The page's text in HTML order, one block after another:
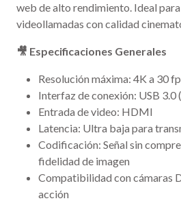
web de alto rendimiento. Ideal
videollamadas con calidad
🎥 Especificaciones Generales
Resolución máxima: 4K a 30
Interfaz de conexión: USB 3.0
Entrada de video: HDMI
Latencia: Ultra baja para
Codificación: Señal sin
fidelidad de imagen
Compatibilidad con cámaras
acción